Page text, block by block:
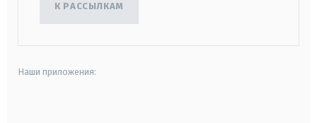
К РАССЫЛКАМ
Наши приложения: